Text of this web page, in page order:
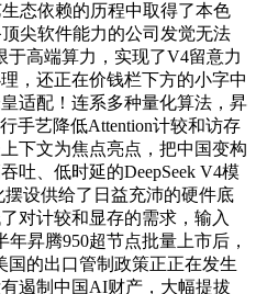
态依赖的历程中取得了本色
尖软件能力的公司发觉无法
于高端算力，实现了V4留意力
，还正在价钱栏下方的小字中
适配！连系多种量化算法，昇
手艺降低Attention计较和访存
下文为焦点亮点，把中国变构
吐、低时延的DeepSeek V4模
设供给了日益充沛的硬件底
对计较和显存的需求，输入
年昇腾950超节点批量上市后，
国的出口管制政策正正在发生
遏制中国AI财产，大幅提拔